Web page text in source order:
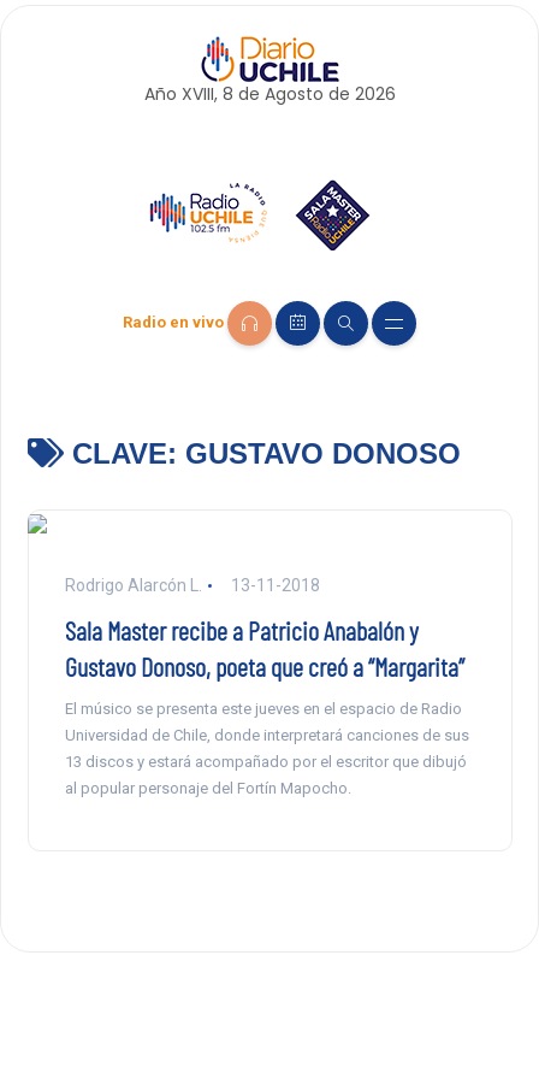
Año XVIII, 8 de Agosto de 2026
Radio en vivo
CLAVE: GUSTAVO DONOSO
Rodrigo Alarcón L. 13-11-2018
Sala Master recibe a Patricio Anabalón y
Gustavo Donoso, poeta que creó a “Margarita”
El músico se presenta este jueves en el espacio de Radio
Universidad de Chile, donde interpretará canciones de sus
13 discos y estará acompañado por el escritor que dibujó
al popular personaje del Fortín Mapocho.